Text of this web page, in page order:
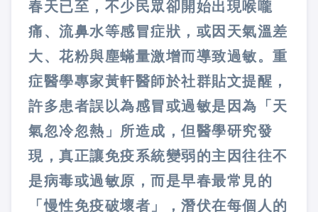
春天已至，不少民眾卻開始出現喉嚨
痛、 流鼻水等感冒症狀 ，或因天氣溫差
大、花粉與塵蟎量激增而導致過敏。重
症醫學專家黃軒醫師於社群貼文提醒，
許多患者誤以為感冒或過敏是因為「 天
氣忽冷忽熱 」所造成，但醫學研究發
現， 真正讓免疫系統變弱的主因往往不
是病毒或過敏原，而是早春最常見的
「慢性免疫破壞者」
，潛伏在每個人的